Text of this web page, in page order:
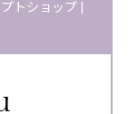
トショップ |